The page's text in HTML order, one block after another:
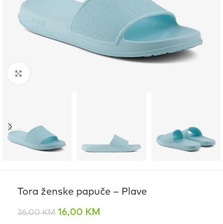
Tora ženske papuče – Plave
36,00KM 16,00 KM